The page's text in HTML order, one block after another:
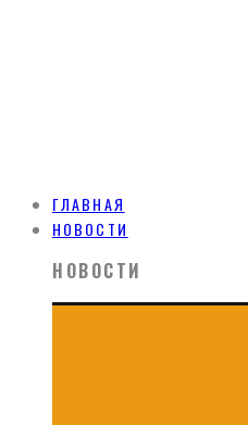
ГЛАВНАЯ
НОВОСТИ
НОВОСТИ